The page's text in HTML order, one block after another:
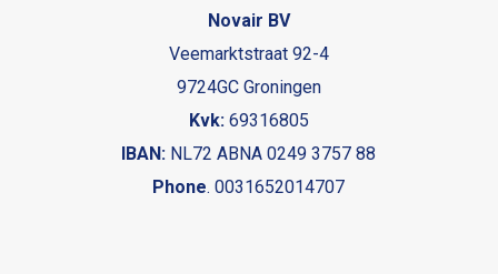
Novair BV
Veemarktstraat 92-4
9724GC Groningen
Kvk:69316805
IBAN: NL72 ABNA 0249 3757 88
Phone. 0031652014707